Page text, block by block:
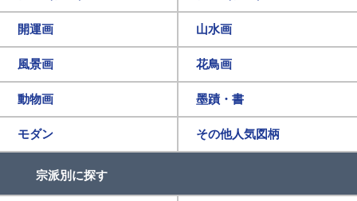
開運画 山水画
風景画 花鳥画
動物画 墨蹟・書
モダン その他人気図柄
宗派別に探す